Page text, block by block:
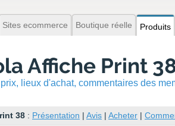
Sites ecommerce Boutique réelle Produits
Affiche Print
lieux d'achat, commentaires des
38 : Présentation | Avis | Acheter |